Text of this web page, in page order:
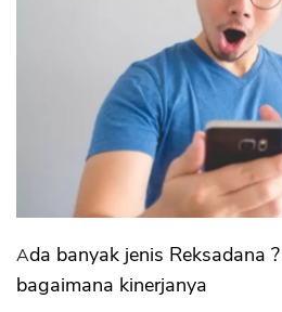
Kredit Usaha
Pinjaman Online
Broker Forex
Sekuritas Saham
Bank Digital
Crypto
Ada banyak jenis Reksadana ? Apa saja dan
bagaimana kinerjanya